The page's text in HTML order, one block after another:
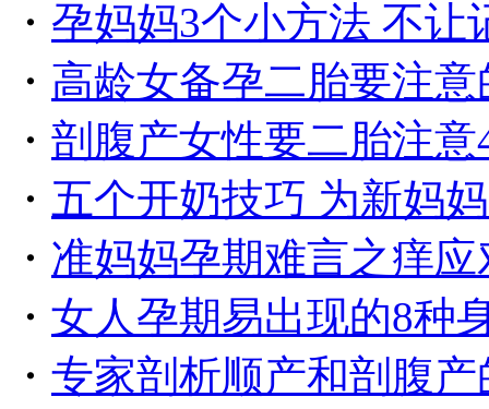
・ 孕妈妈3个小方法 不让
・ 高龄女备孕二胎要注
・ 剖腹产女性要二胎注意
・ 五个开奶技巧 为新妈
・ 准妈妈孕期难言之痒应
・ 女人孕期易出现的8种
・ 专家剖析顺产和剖腹